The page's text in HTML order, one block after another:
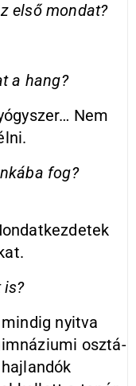
első mondat?
a hang?
Nem
fog?
is?
nyitva
osztá­